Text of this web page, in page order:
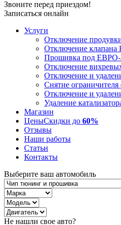
Звоните перед приездом!
Записаться онлайн
Услуги
Отключение
Отключение клапана
Прошивка под ЕВРО-
Отключение
Отключение и
Снятие ограничителя
Отключение и
Удаление
Магазин
ЦеныСкидки до 60%
Отзывы
Наши работы
Статьи
Контакты
Выберите ваш автомобиль
Не нашли свое авто?